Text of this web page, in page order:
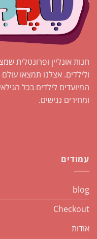
חנות אונליין ופרונטלית
ולילדים. אצלנו תמצאו
המיועדים לילדים בכל
ומחירים נגישים.
עמודים
blog
Checkout
אודות